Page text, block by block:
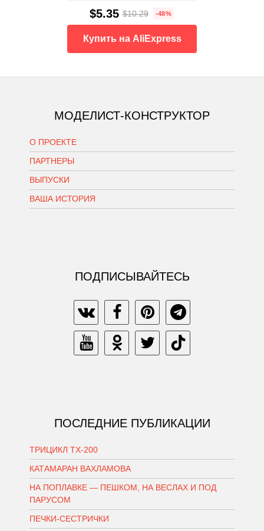
$5.35 $10.29 -48%
Купить на AliExpress
МОДЕЛИСТ-КОНСТРУКТОР
О ПРОЕКТЕ
ПАРТНЕРЫ
ВЫПУСКИ
ВАША ИСТОРИЯ
ПОДПИСЫВАЙТЕСЬ
ПОСЛЕДНИЕ ПУБЛИКАЦИИ
ТРИЦИКЛ ТХ-200
КАТАМАРАН ВАХЛАМОВА
НА ПОПЛАВКЕ — ПЕШКОМ, НА ВЕСЛАХ И ПОД
ПАРУСОМ
ПЕЧКИ-СЕСТРИЧКИ